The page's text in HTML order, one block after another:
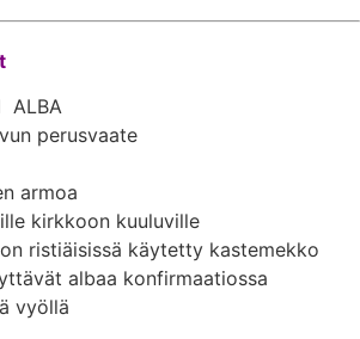
ALBA
perusvaate
armoa
kirkkoon kuuluville
ristiäisissä käytetty kastemekko
albaa konfirmaatiossa
vyöllä